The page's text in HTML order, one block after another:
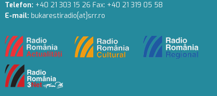
Telefon: +40 21 303 15 26 Fax: +40 21 319 05 58
E-mail: bukarestiradio[at]srr.ro